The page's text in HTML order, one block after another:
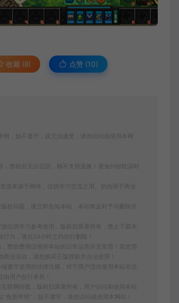
收藏 (8) 点赞 (10)
明，如不遵守，或无法接受，请勿访问或使用本网
，赞助后无法召回，顾不支持退换！避免纠纷耽误时
源来源于网络，仅供学习交流之用。切勿用于商业
版权问题，请立即告知本站，本站将及时予与删除并
仅供学习参考使用，版权归原著所有，禁止下载本
行为，请在24小时之内自行删除！
，赞助费用仅维持本站的日常运营开支所需！若您需
商业活动，请您购买正版授权并合法使用！
遵守使用的法律法规，对于用户违法使用本站非法
联网转载，版权归原著所有，用户访问和使用本站
“免责申明”，如不遵守，请勿访问或使用本网站！